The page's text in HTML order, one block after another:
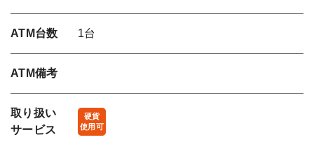
ATM台数 1台
ATM備考
取り扱い
サービス
硬貨
使用可